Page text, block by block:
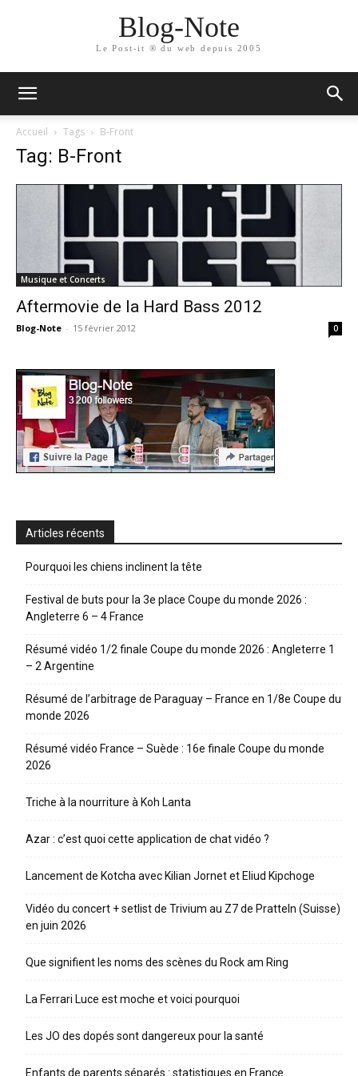
Blog-Note
Le Post-it ® du web depuis 2005
Accueil Tags B-Front
Tag: B-Front
Musique et Concerts
Aftermovie de la Hard Bass 2012
Blog-Note - 15 février 2012 0
Articles récents
Pourquoi les chiens inclinent la tête
Festival de buts pour la 3e place Coupe du monde 2026 :
Angleterre 6 – 4 France
Résumé vidéo 1/2 finale Coupe du monde 2026 : Angleterre 1
– 2 Argentine
Résumé de l’arbitrage de Paraguay – France en 1/8e Coupe du
monde 2026
Résumé vidéo France – Suède : 16e finale Coupe du monde
2026
Triche à la nourriture à Koh Lanta
Azar : c’est quoi cette application de chat vidéo ?
Lancement de Kotcha avec Kilian Jornet et Eliud Kipchoge
Vidéo du concert + setlist de Trivium au Z7 de Pratteln (Suisse)
en juin 2026
Que signifient les noms des scènes du Rock am Ring
La Ferrari Luce est moche et voici pourquoi
Les JO des dopés sont dangereux pour la santé
Enfants de parents séparés : statistiques en France